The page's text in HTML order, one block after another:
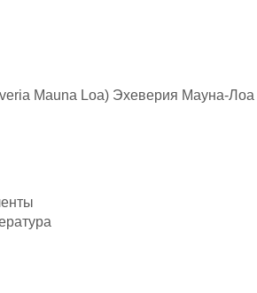
Mauna Loa) Эхеверия Мауна-Лоа